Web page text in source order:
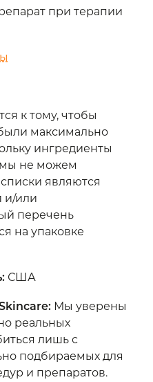
при терапии
к тому, чтобы
максимально
ингредиенты
мы не можем
списки являются
и/или
перечень
на упаковке
:США
Мы уверены
реальных
лишь с
подбираемых для
и препаратов.